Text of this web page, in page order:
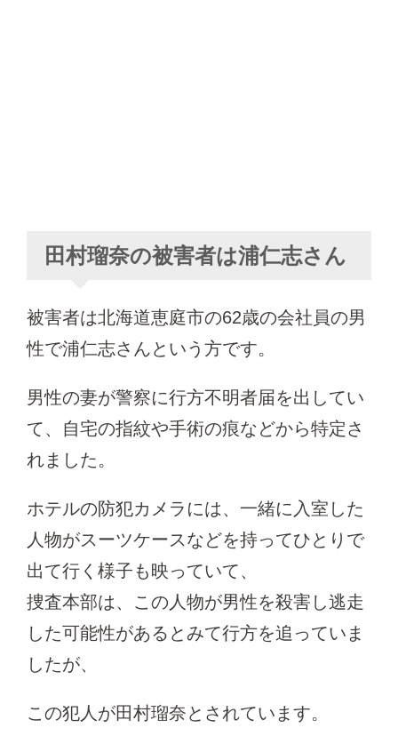
田村瑠奈の被害者は浦仁志さん
被害者は北海道恵庭市の62歳の会社員の男
性で浦仁志さんという方です。
男性の妻が警察に行方不明者届を出してい
て、自宅の指紋や手術の痕などから特定さ
れました。
ホテルの防犯カメラには、一緒に入室した
人物がスーツケースなどを持ってひとりで
出て行く様子も映っていて、
捜査本部は、この人物が男性を殺害し逃走
した可能性があるとみて行方を追っていま
したが、
この犯人が田村瑠奈とされています。